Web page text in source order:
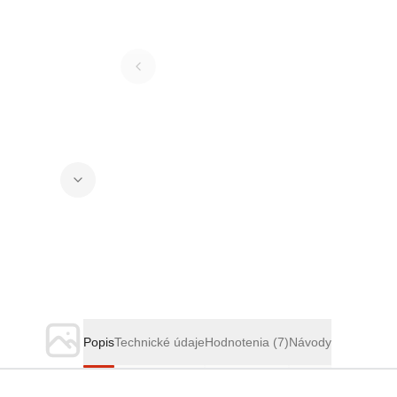
PopisTechnické údajeHodnotenia (7)Návody